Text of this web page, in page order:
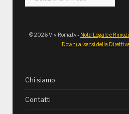
© 2026 ViviRoma.tv - Nota Legale e
Down) ai sensi della
Chi siamo
Contatti